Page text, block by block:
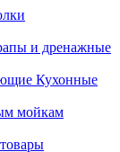
и дренажные
Кухонные
мойкам